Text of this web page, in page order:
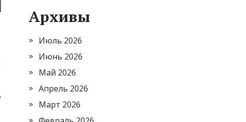
Архивы
Июль 2026
Июнь 2026
Май 2026
Апрель 2026
Март 2026